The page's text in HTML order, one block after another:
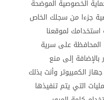
الخصوصية الموضحة
جزءا من سجلك الخاص
استخدامك لموقعنا
على سرية
إلى منع
الكمبيوتر وأنت بذلك
التي يتم تنفيذها